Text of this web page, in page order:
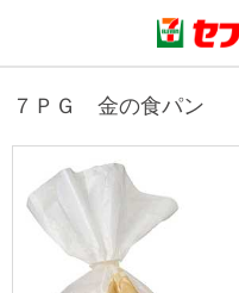
商品のご案内
商品のご案内トップ
今週の新商品
セール・キャンペーン
サービス
７ＰＧ 金の食パン